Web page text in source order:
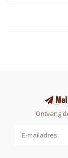
Ontvang